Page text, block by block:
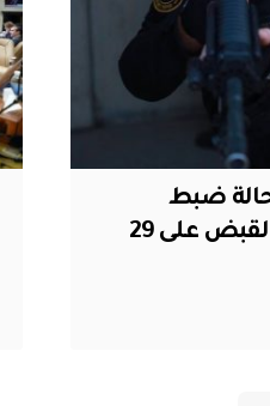
الوطني: تنفيذ 31 حالة ضبط
بالمنافذ والسيطرات والقبض على 29